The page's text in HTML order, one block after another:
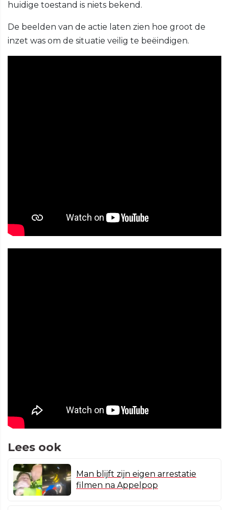
huidige toestand is niets bekend.
De beelden van de actie laten zien hoe groot de
inzet was om de situatie veilig te beëindigen.
Lees ook
Man blijft zijn eigen arrestatie
filmen na Appelpop